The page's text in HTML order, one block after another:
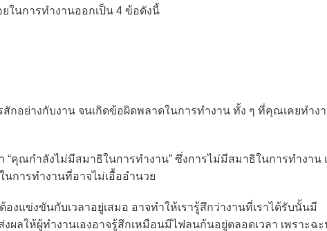
ในการทำงานออกเป็น 4 ข้อดังนี้
กอย่างกับงาน จนเกิดข้อผิดพลาดในการทำงาน ทั้ง ๆ ที่คุณเคยทำง
คุณกำลังไม่มีสมาธิในการทำงาน” ซึ่งการไม่มีสมาธิในการทำงาน
การทำงานที่อาจไม่เอื้ออำนวย
งแข่งขันกับเวลาอยู่เสมอ อาจทำให้เรารู้สึกว่างานที่เราได้รับนั้นมี
ผลให้ผู้ทำงานเองอาจรู้สึกเหมือนมีไฟลนก้นอยู่ตลอดเวลา เพราะฉ